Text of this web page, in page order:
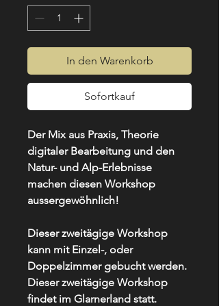
In den Warenkorb
Sofortkauf
Der Mix aus Praxis, Theorie
digitaler Bearbeitung und den
Natur- und Alp-Erlebnisse
machen diesen Workshop
aussergewöhnlich!
Dieser zweitägige Workshop
kann mit Einzel-, oder
Doppelzimmer gebucht werden.
Dieser zweitägige Workshop
findet im Glarnerland statt.